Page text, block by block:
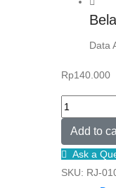
Data
Rp140.000
PEMBIAYAAN
HIJAU
ISLAM
–
FERRY
Add to
Ask a
SKU: RJ-